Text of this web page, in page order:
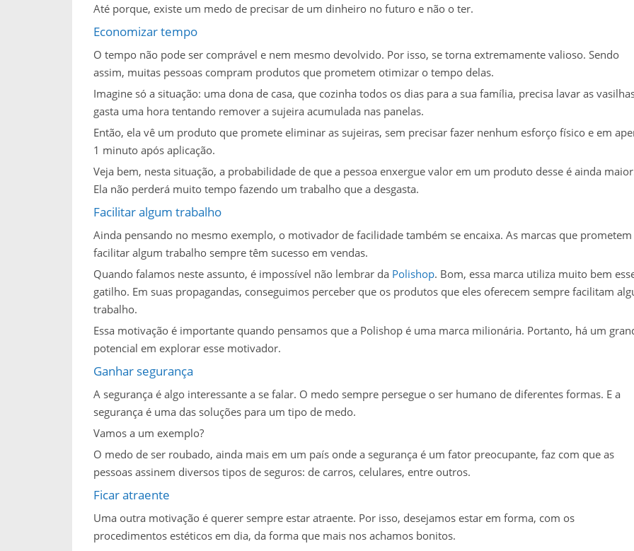
Até porque, existe um medo de precisar de um dinheiro no futuro e não o ter.
Economizar tempo
O tempo não pode ser comprável e nem mesmo devolvido. Por isso, se torna extremamente valioso. Sendo
assim, muitas pessoas compram produtos que prometem otimizar o tempo delas.
Imagine só a situação: uma dona de casa, que cozinha todos os dias para a sua família, precisa lavar as
gasta uma hora tentando remover a sujeira acumulada nas panelas.
Então, ela vê um produto que promete eliminar as sujeiras, sem precisar fazer nenhum esforço físico e em
1 minuto após aplicação.
Veja bem, nesta situação, a probabilidade de que a pessoa enxergue valor em um produto desse é ainda
Ela não perderá muito tempo fazendo um trabalho que a desgasta.
Facilitar algum trabalho
Ainda pensando no mesmo exemplo, o motivador de facilidade também se encaixa. As marcas que prometem
facilitar algum trabalho sempre têm sucesso em vendas.
Quando falamos neste assunto, é impossível não lembrar da Polishop. Bom, essa marca utiliza muito bem
gatilho. Em suas propagandas, conseguimos perceber que os produtos que eles oferecem sempre facilitam
trabalho.
Essa motivação é importante quando pensamos que a Polishop é uma marca milionária. Portanto, há um
potencial em explorar esse motivador.
Ganhar segurança
A segurança é algo interessante a se falar. O medo sempre persegue o ser humano de diferentes formas. E a
segurança é uma das soluções para um tipo de medo.
Vamos a um exemplo?
O medo de ser roubado, ainda mais em um país onde a segurança é um fator preocupante, faz com que as
pessoas assinem diversos tipos de seguros: de carros, celulares, entre outros.
Ficar atraente
Uma outra motivação é querer sempre estar atraente. Por isso, desejamos estar em forma, com os
procedimentos estéticos em dia, da forma que mais nos achamos bonitos.